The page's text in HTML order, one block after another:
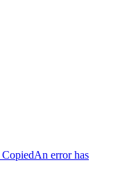
CopiedAn error has